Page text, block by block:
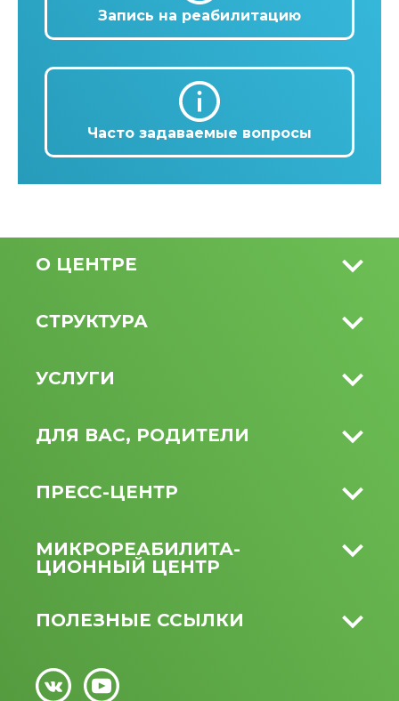
Запись на реабилитацию
Часто задаваемые вопросы
О ЦЕНТРЕ
СТРУКТУРА
УСЛУГИ
ДЛЯ ВАС, РОДИТЕЛИ
ПРЕСС-ЦЕНТР
МИКРО­РЕАБИЛИТА­
ЦИОННЫЙ ЦЕНТР
ПОЛЕЗНЫЕ ССЫЛКИ